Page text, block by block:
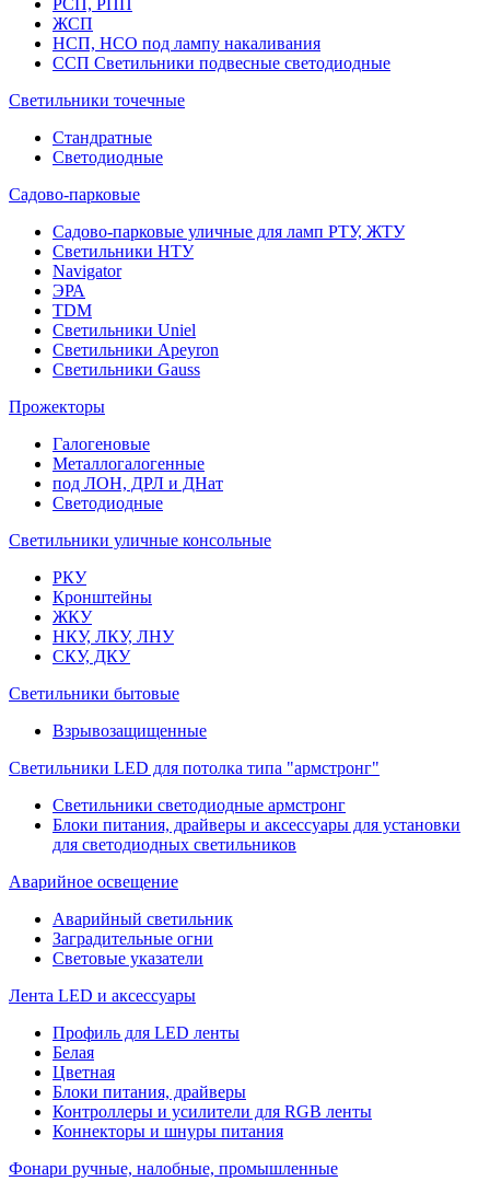
РСП, РПП
ЖСП
НСП, НСО под лампу накаливания
ССП Светильники подвесные светодиодные
Светильники точечные
Стандратные
Светодиодные
Садово-парковые
Садово-парковые уличные для ламп РТУ, ЖТУ
Светильники НТУ
Navigator
ЭРА
TDM
Светильники Uniel
Светильники Apeyron
Светильники Gauss
Прожекторы
Галогеновые
Металлогалогенные
под ЛОН, ДРЛ и ДНат
Светодиодные
Светильники уличные консольные
РКУ
Кронштейны
ЖКУ
НКУ, ЛКУ, ЛНУ
СКУ, ДКУ
Светильники бытовые
Взрывозащищенные
Светильники LED для потолка типа "армстронг"
Светильники светодиодные армстронг
Блоки питания, драйверы и аксессуары для установки
для светодиодных светильников
Аварийное освещение
Аварийный светильник
Заградительные огни
Световые указатели
Лента LED и аксессуары
Профиль для LED ленты
Белая
Цветная
Блоки питания, драйверы
Контроллеры и усилители для RGB ленты
Коннекторы и шнуры питания
Фонари ручные, налобные, промышленные